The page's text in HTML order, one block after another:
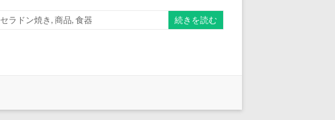
セラドン焼き , 商品, 食器 続きを読む